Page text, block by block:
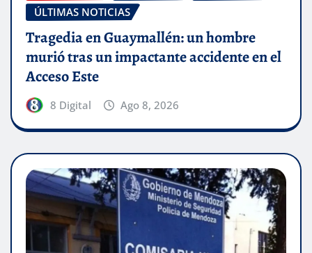
ÚLTIMAS NOTICIAS
Tragedia en Guaymallén: un hombre
murió tras un impactante accidente en el
Acceso Este
8 Digital Ago 8, 2026